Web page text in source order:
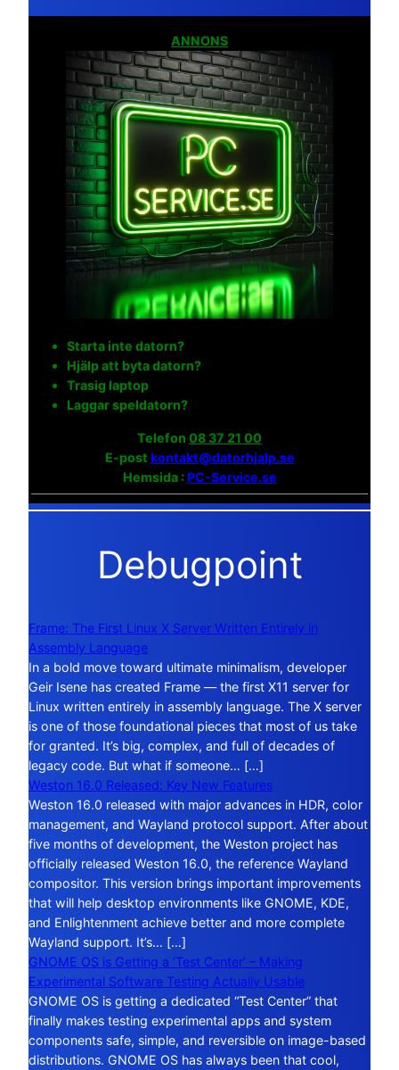
ANNONS
Starta inte datorn?
Hjälp att byta datorn?
Trasig laptop
Laggar speldatorn?
Telefon 08 37 21 00
E-post kontakt@datorhjalp.se
Hemsida :PC-Service.se
Debugpoint
Frame: The First Linux X Server Written Entirely in
Assembly Language
In a bold move toward ultimate minimalism, developer
Geir Isene has created Frame — the first X11 server for
Linux written entirely in assembly language. The X server
is one of those foundational pieces that most of us take
for granted. It’s big, complex, and full of decades of
legacy code. But what if someone… […]
Weston 16.0 Released: Key New Features
Weston 16.0 released with major advances in HDR, color
management, and Wayland protocol support. After about
five months of development, the Weston project has
officially released Weston 16.0, the reference Wayland
compositor. This version brings important improvements
that will help desktop environments like GNOME, KDE,
and Enlightenment achieve better and more complete
Wayland support. It’s… […]
GNOME OS is Getting a ‘Test Center’ – Making
Experimental Software Testing Actually Usable
GNOME OS is getting a dedicated “Test Center” that
finally makes testing experimental apps and system
components safe, simple, and reversible on image-based
distributions. GNOME OS has always been that cool,